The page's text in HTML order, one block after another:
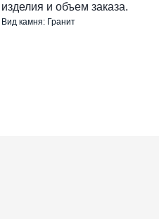
изделия и объем заказа.
Вид камня: Гранит